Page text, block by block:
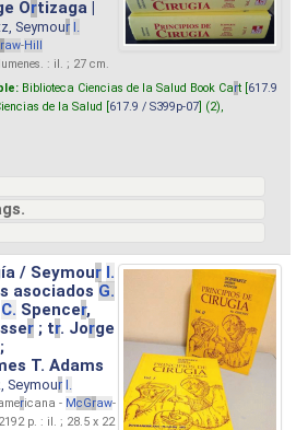
Ortizaga |
Seymour I.
raw-Hill
: il. ; 27 cm.
Biblioteca Ciencias de la Salud Book Cart [ 617.9
de la Salud [ 617.9 / S399p-07 ] (2),
/ Seymour I.
asociados G.
C. Spencer,
r ; tr. Jorge
T. Adams
Seymour I.
ricana - McGraw-
p. : il. ; 28.5 x 22